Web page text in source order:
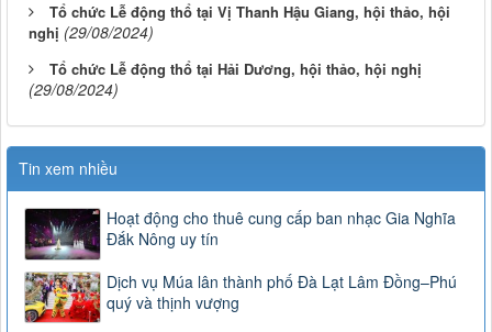
Tổ chức Lễ động thổ tại Vị Thanh Hậu Giang, hội thảo, hội
nghị (29/08/2024)
Tổ chức Lễ động thổ tại Hải Dương, hội thảo, hội nghị
(29/08/2024)
Tin xem nhiều
Hoạt động cho thuê cung cấp ban nhạc Gia Nghĩa
Đắk Nông uy tín
Dịch vụ Múa lân thành phố Đà Lạt Lâm Đồng–Phú
quý và thịnh vượng